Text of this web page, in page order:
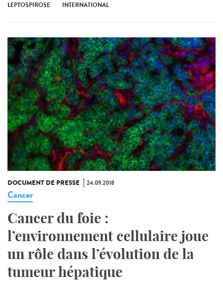
LEPTOSPIROSE INTERNATIONAL
DOCUMENT DE PRESSE 24.09.2018
Cancer
Cancer du foie :
l’environnement cellulaire joue
un rôle dans l’évolution de la
tumeur hépatique